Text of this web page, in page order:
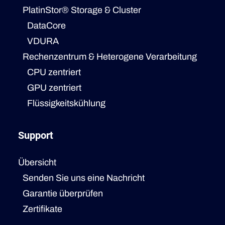
PlatinStor® Storage & Cluster
DataCore
VDURA
Rechenzentrum & Heterogene Verarbeitung
CPU zentriert
GPU zentriert
Flüssigkeitskühlung
Support
Übersicht
Senden Sie uns eine Nachricht
Garantie überprüfen
Zertifikate